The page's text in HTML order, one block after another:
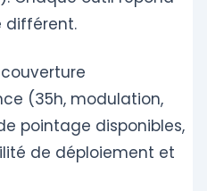
différent.
(35h, modulation,
pointage disponibles,
de déploiement et